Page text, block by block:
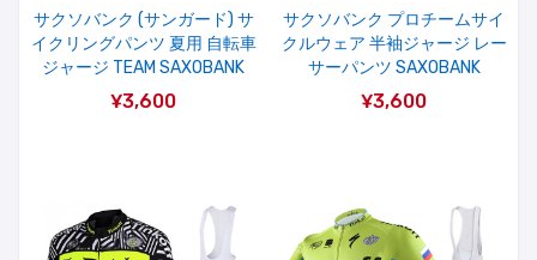
サクソバンク (サンガード) サ
イクリングパンツ 夏用 自転車
ジャージ TEAM SAXOBANK
¥3,600
サクソバンク プロチームサイ
クルウェア 半袖ジャージ レー
サーパンツ SAXOBANK
¥3,600